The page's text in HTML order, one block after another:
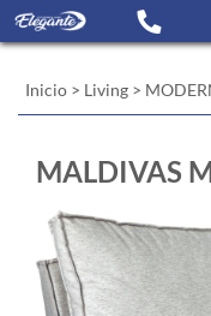
Inicio > Living >
MALDIVAS